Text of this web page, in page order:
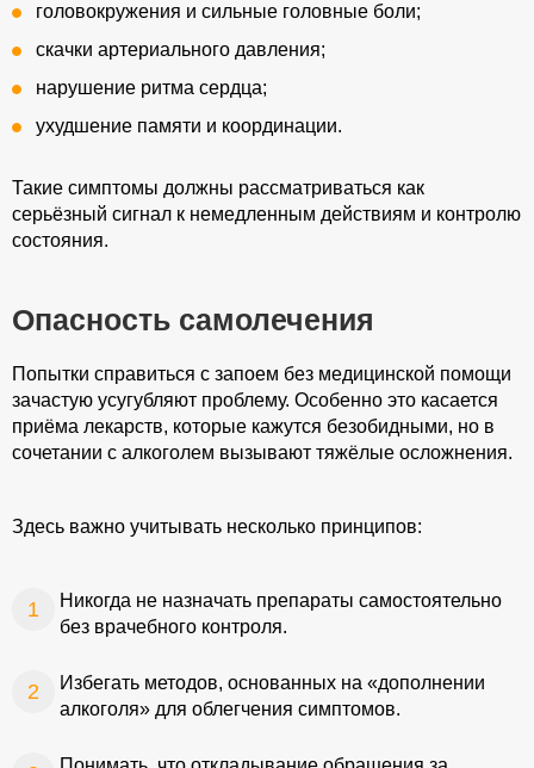
головокружения и сильные головные боли;
скачки артериального давления;
нарушение ритма сердца;
ухудшение памяти и координации.
Такие симптомы должны рассматриваться как
серьёзный сигнал к немедленным действиям и контролю
состояния.
Опасность самолечения
Попытки справиться с запоем без медицинской помощи
зачастую усугубляют проблему. Особенно это касается
приёма лекарств, которые кажутся безобидными, но в
сочетании с алкоголем вызывают тяжёлые осложнения.
Здесь важно учитывать несколько принципов:
Никогда не назначать препараты самостоятельно
без врачебного контроля.
Избегать методов, основанных на «дополнении
алкоголя» для облегчения симптомов.
Оставить отзыв
Оцените статью:
★★★★★
СПАСИБО!